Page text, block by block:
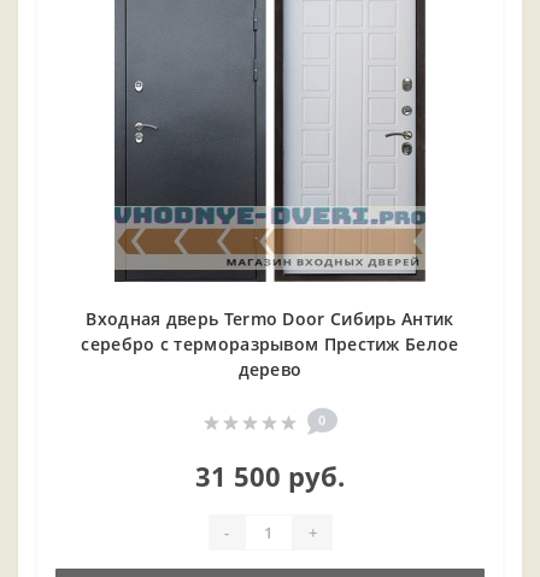
Входная дверь Termo Door Сибирь Антик
серебро с терморазрывом Престиж Белое
дерево
0
31 500 руб.
- +